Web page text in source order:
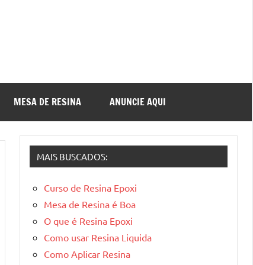
MESA DE RESINA ANUNCIE AQUI
MAIS BUSCADOS:
Curso de Resina Epoxi
Mesa de Resina é Boa
O que é Resina Epoxi
Como usar Resina Liquida
Como Aplicar Resina